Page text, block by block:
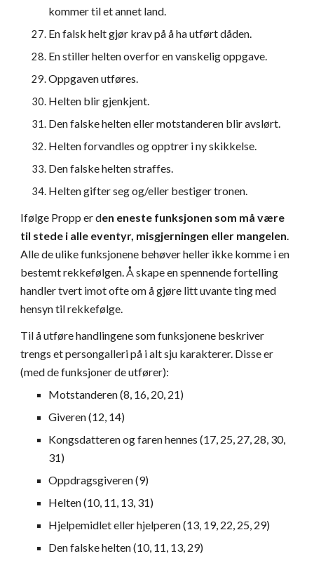
kommer til et annet land.
En falsk helt gjør krav på å ha utført dåden.
En stiller helten overfor en vanskelig oppgave.
Oppgaven utføres.
Helten blir gjenkjent.
Den falske helten eller motstanderen blir avslørt.
Helten forvandles og opptrer i ny skikkelse.
Den falske helten straffes.
Helten gifter seg og/eller bestiger tronen.
Ifølge Propp er den eneste funksjonen som må være
til stede i alle eventyr, misgjerningen eller mangelen.
Alle de ulike funksjonene behøver heller ikke komme i en
bestemt rekkefølgen. Å skape en spennende fortelling
handler tvert imot ofte om å gjøre litt uvante ting med
hensyn til rekkefølge.
Til å utføre handlingene som funksjonene beskriver
trengs et persongalleri på i alt sju karakterer. Disse er
(med de funksjoner de utfører):
Motstanderen (8, 16, 20, 21)
Giveren (12, 14)
Kongsdatteren og faren hennes (17, 25, 27, 28, 30,
31)
Oppdragsgiveren (9)
Helten (10, 11, 13, 31)
Hjelpemidlet eller hjelperen (13, 19, 22, 25, 29)
Den falske helten (10, 11, 13, 29)